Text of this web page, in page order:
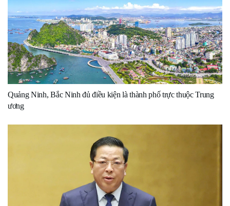
Quảng Ninh, Bắc Ninh đủ điều kiện là thành phố trực thuộc Trung
ương